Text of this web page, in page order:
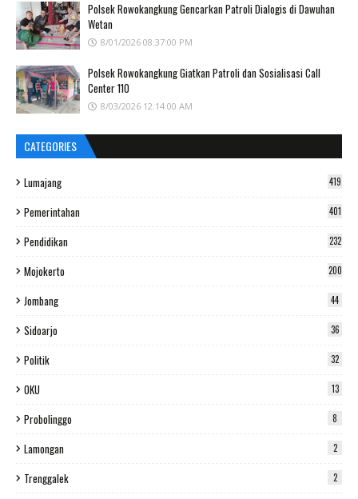
Polsek Rowokangkung Gencarkan Patroli Dialogis di Dawuhan
Wetan
8/01/2026 08:37:00 PM
Polsek Rowokangkung Giatkan Patroli dan Sosialisasi Call
Center 110
8/03/2026 12:14:00 AM
CATEGORIES
Lumajang 419
Pemerintahan 401
Pendidikan 232
Mojokerto 200
Jombang 44
Sidoarjo 36
Politik 32
OKU 13
Probolinggo 8
Lamongan 2
Trenggalek 2